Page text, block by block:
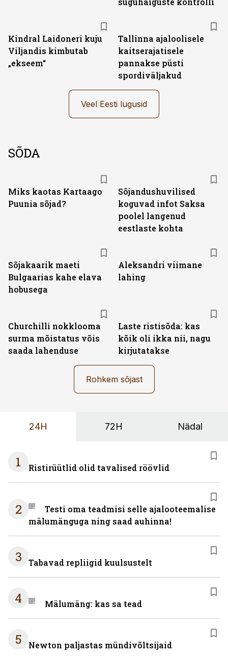
Kindral Laidoneri kuju
Viljandis kimbutab
„ekseem“
Tallinna ajaloolisele
kaitserajatisele
pannakse püsti
spordiväljakud
Veel Eesti lugusid
SÕDA
Miks kaotas Kartaago
Puunia sõjad?
Sõjandushuvilised
koguvad infot Saksa
poolel langenud
eestlaste kohta
Sõjakaarik maeti
Bulgaarias kahe elava
hobusega
Aleksandri viimane
lahing
Churchilli nokklooma
surma mõistatus võis
saada lahenduse
Laste ristisõda: kas
kõik oli ikka nii, nagu
kirjutatakse
Rohkem sõjast
24H 72H Nädal
1 Ristirüütlid olid tavalised röövlid
2
Testi oma teadmisi selle ajalooteemalise
mälumänguga ning saad auhinna!
3 Tabavad repliigid kuulsustelt
4 Mälumäng: kas sa tead
5 Newton paljastas mündivõltsijaid